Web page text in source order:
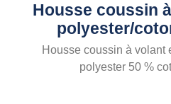
Housse coussin
polyester/
Housse coussin à volant
polyester 50 %